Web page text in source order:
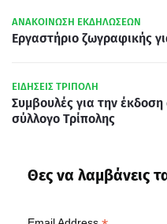
ΑΝΑΚΟΙΝΩΣΗ ΕΚΔΗΛΩΣΕΩΝ
Εργαστήριο ζωγραφικής
ΕΙΔΗΣΕΙΣ ΤΡΙΠΟΛΗ
Συμβουλές για την
σύλλογο Τρίπολης
Θες να λαμβάνεις